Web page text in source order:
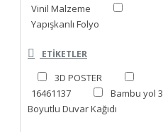
Vinil Malzeme
Yapışkanlı Folyo
ETIKETLER
3D POSTER
16461137
Bambu yol 3
Boyutlu Duvar Kağıdı